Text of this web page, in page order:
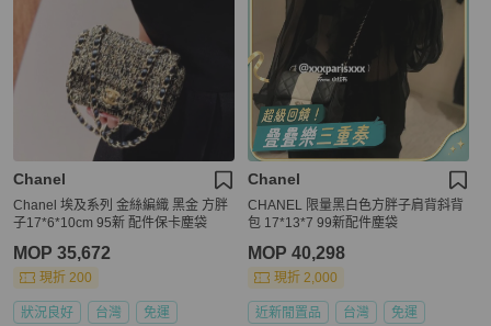
Chanel
Chanel 埃及系列 金絲編織 黑金 方胖
子17*6*10cm 95新 配件保卡塵袋
MOP 35,672
現折 200
狀況良好 台灣 免運
Chanel
CHANEL 限量黑白色方胖子肩背斜背
包 17*13*7 99新配件塵袋
MOP 40,298
現折 2,000
近新閒置品 台灣 免運